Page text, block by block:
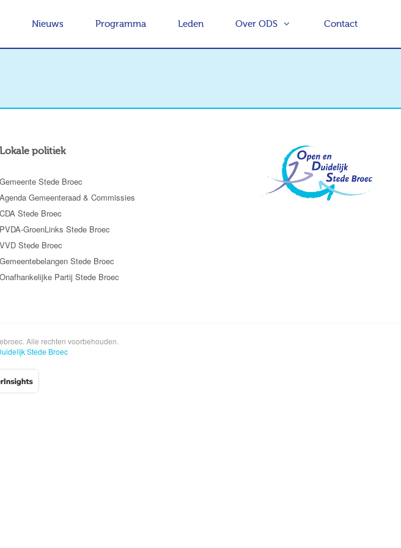
Nieuws Programma Leden Over ODS Contact
Lokale politiek
Gemeente Stede Broec
Agenda Gemeenteraad & Commissies
CDA Stede Broec
PVDA-GroenLinks Stede Broec
VVD Stede Broec
Gemeentebelangen Stede Broec
Onafhankelijke Partij Stede Broec
Alle rechten voorbehouden.
Stede Broec